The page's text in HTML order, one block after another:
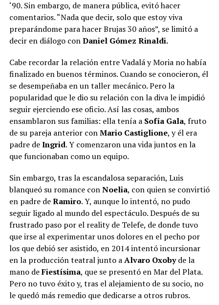
‘90. Sin embargo, de manera pública, evitó hacer
comentarios. “Nada que decir, solo que estoy viva
preparándome para hacer Brujas 30 años”, se limitó a
decir en diálogo conDaniel Gómez Rinaldi.
Cabe recordar la relación entre Vadalá y Moria no había
finalizado en buenos términos. Cuando se conocieron, él
se desempeñaba en un taller mecánico. Pero la
popularidad que le dio su relación con la diva le impidió
seguir ejerciendo ese oficio. Así las cosas, ambos
ensamblaron sus familias: ella tenía a Sofía Gala, fruto
de su pareja anterior conMario Castiglione, y él era
padre deIngrid. Y comenzaron una vida juntos en la
que funcionaban como un equipo.
Sin embargo, tras la escandalosa separación, Luis
blanqueó su romance conNoelia, con quien se convirtió
en padre deRamiro. Y, aunque lo intentó, no pudo
seguir ligado al mundo del espectáculo. Después de su
frustrado paso por el reality de Telefe, de donde tuvo
que irse al experimentar unos dolores en el pecho por
los que debió ser asistido, en 2014 intentó incursionar
en la producción teatral junto aAlvaro Oxobyde la
mano deFiestísima, que se presentó en Mar del Plata.
Pero no tuvo éxito y, tras el alejamiento de su socio, no
le quedó más remedio que dedicarse a otros rubros.